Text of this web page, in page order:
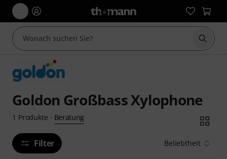
Suche
Goldon Großbass Xylophone
1 Produkte · Beratung
Filter Beliebtheit